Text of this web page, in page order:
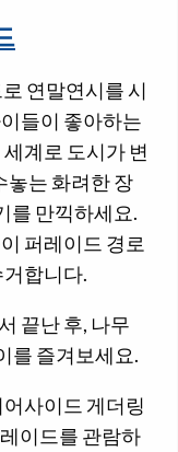
연말연시를 시
들이 좋아하는
계로 도시가 변
놓는 화려한 장
를 만끽하세요.
퍼레이드 경로
합니다.
끝난 후, 나무
를 즐겨보세요.
사이드 게더링
이드를 관람하